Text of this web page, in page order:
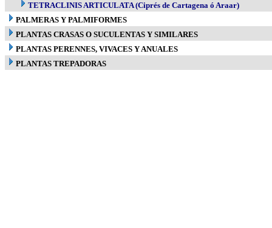
TETRACLINIS ARTICULATA (Ciprés de Cartagena ó Araar)
PALMERAS Y PALMIFORMES
PLANTAS CRASAS O SUCULENTAS Y SIMILARES
PLANTAS PERENNES, VIVACES Y ANUALES
PLANTAS TREPADORAS